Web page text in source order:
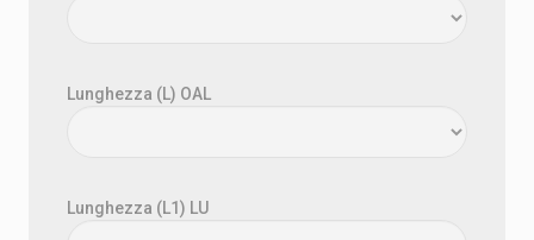
Lunghezza (L) OAL
Lunghezza (L1) LU